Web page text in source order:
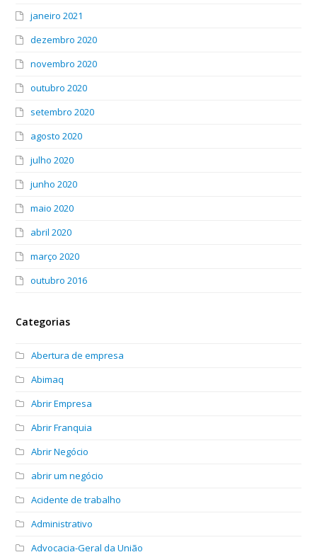
janeiro 2021
dezembro 2020
novembro 2020
outubro 2020
setembro 2020
agosto 2020
julho 2020
junho 2020
maio 2020
abril 2020
março 2020
outubro 2016
Categorias
Abertura de empresa
Abimaq
Abrir Empresa
Abrir Franquia
Abrir Negócio
abrir um negócio
Acidente de trabalho
Administrativo
Advocacia-Geral da União